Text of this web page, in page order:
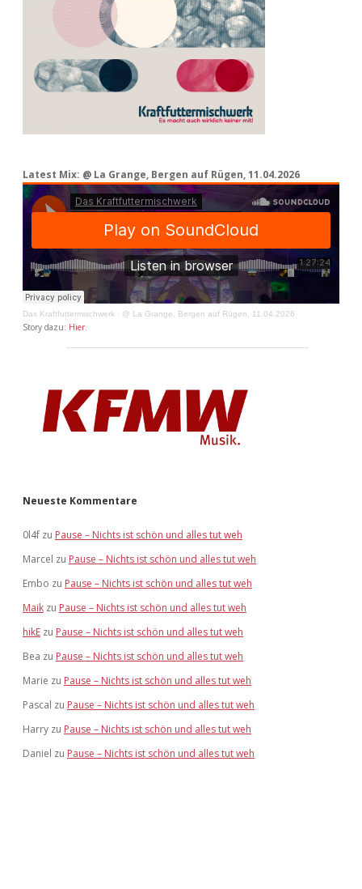
Latest Mix: @ La Grange, Bergen auf Rügen, 11.04.2026
Das Kraftfuttermischwerk · @ La Grange, Bergen auf Rügen, 11.04.2026
Story dazu: Hier
Neueste Kommentare
0l4f zu Pause – Nichts ist schön und alles tut weh
Marcel zu Pause – Nichts ist schön und alles tut weh
Embo zu Pause – Nichts ist schön und alles tut weh
Maik zu Pause – Nichts ist schön und alles tut weh
hikE zu Pause – Nichts ist schön und alles tut weh
Bea zu Pause – Nichts ist schön und alles tut weh
Marie zu Pause – Nichts ist schön und alles tut weh
Pascal zu Pause – Nichts ist schön und alles tut weh
Harry zu Pause – Nichts ist schön und alles tut weh
Daniel zu Pause – Nichts ist schön und alles tut weh